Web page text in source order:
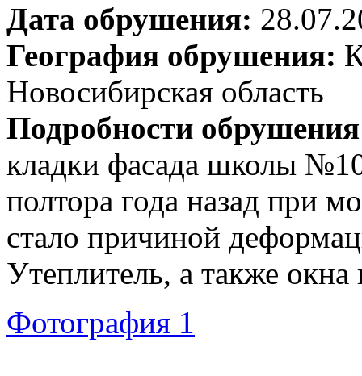
Дата обрушения:
География обрушения:
Новосибирская область
Подробности
кладки фасада школы
полтора года назад при
стало причиной
Утеплитель, а также
Фотография 1